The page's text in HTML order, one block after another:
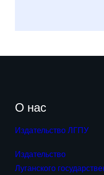
О нас
Издательство ЛГПУ
Издательство
Луганского